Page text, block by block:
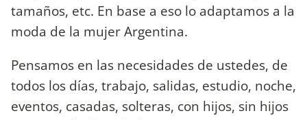
tamaños, etc. En base a eso lo adaptamos a la
moda de la mujer Argentina.
Pensamos en las necesidades de ustedes, de
todos los días, trabajo, salidas, estudio, noche,
eventos, casadas, solteras, con hijos, sin hijos